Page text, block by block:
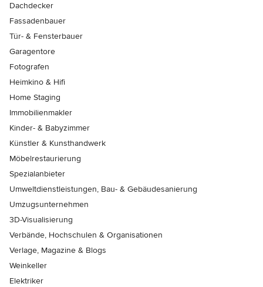
Dachdecker
Fassadenbauer
Tür- & Fensterbauer
Garagentore
Fotografen
Heimkino & Hifi
Home Staging
Immobilienmakler
Kinder- & Babyzimmer
Künstler & Kunsthandwerk
Möbelrestaurierung
Spezialanbieter
Umweltdienstleistungen, Bau- & Gebäudesanierung
Umzugsunternehmen
3D-Visualisierung
Verbände, Hochschulen & Organisationen
Verlage, Magazine & Blogs
Weinkeller
Elektriker